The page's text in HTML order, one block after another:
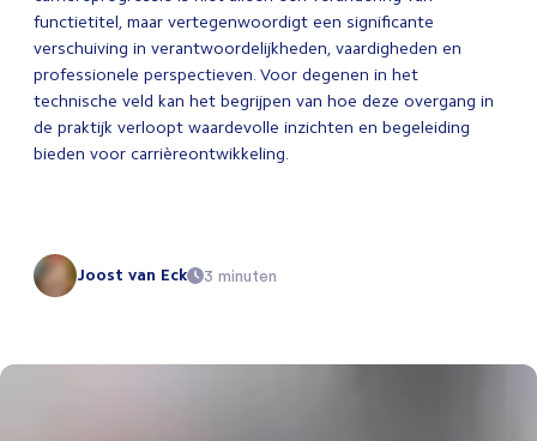
functietitel, maar vertegenwoordigt een significante
verschuiving in verantwoordelijkheden, vaardigheden en
professionele perspectieven. Voor degenen in het
technische veld kan het begrijpen van hoe deze overgang in
de praktijk verloopt waardevolle inzichten en begeleiding
bieden voor carrièreontwikkeling.
Joost van Eck 3 minuten